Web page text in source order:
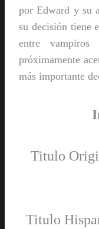
por Edward y su
su decisión tiene
entre
próximamente
más importante
Titulo
Titulo